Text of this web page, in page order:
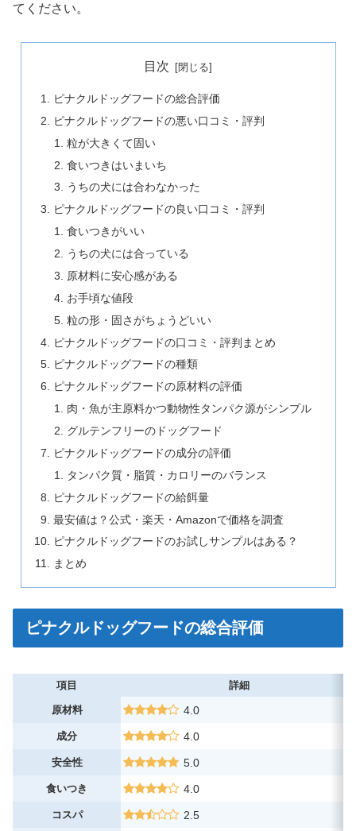
てください。
目次
ピナクルドッグフードの総合評価
ピナクルドッグフードの悪い口コミ・評判
粒が大きくて固い
食いつきはいまいち
うちの犬には合わなかった
ピナクルドッグフードの良い口コミ・評判
食いつきがいい
うちの犬には合っている
原材料に安心感がある
お手頃な値段
粒の形・固さがちょうどいい
ピナクルドッグフードの口コミ・評判まとめ
ピナクルドッグフードの種類
ピナクルドッグフードの原材料の評価
肉・魚が主原料かつ動物性タンパク源がシンプル
グルテンフリーのドッグフード
ピナクルドッグフードの成分の評価
タンパク質・脂質・カロリーのバランス
ピナクルドッグフードの給餌量
最安値は？公式・楽天・Amazonで価格を調査
ピナクルドッグフードのお試しサンプルはある？
まとめ
ピナクルドッグフードの総合評価
項目 詳細
原材料 4.0
成分 4.0
安全性 5.0
食いつき 4.0
コスパ 2.5